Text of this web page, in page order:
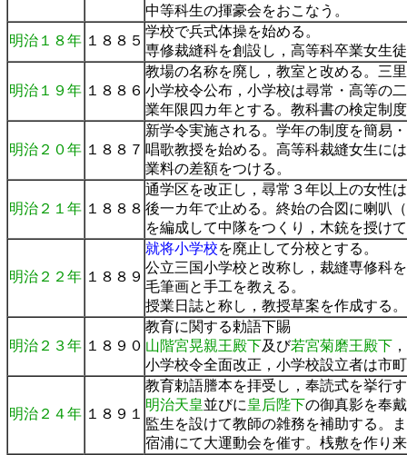
中等科生の揮豪会をおこなう。
明治１８年 １８８５
学校で兵式体操を始める。
専修裁縫科を創設し，高等科卒業女生
明治１９年 １８８６
教場の名称を廃し，教室と改める。三
小学校令公布，小学校は尋常・高等の
業年限四カ年とする。教科書の検定制
明治２０年 １８８７
新学令実施される。学年の制度を簡易
唱歌教授を始める。高等科裁縫女生に
業料の差額をつける。
明治２１年 １８８８
通学区を改正し，尋常３年以上の女性は
後一カ年で止める。終始の合図に喇叭
を編成して中隊をつくり，木銃を授け
明治２２年 １８８９
就将小学校を廃止して分校とする。
公立三国小学校と改称し，裁縫専修科
毛筆画と手工を教える。
授業日誌と称し，教授草案を作成する。
明治２３年 １８９０
教育に関する勅語下賜
山階宮晃親王殿下及び若宮菊磨王殿下
小学校令全面改正，小学校設立者は市
明治２４年 １８９１
教育勅語謄本を拝受し，奉読式を挙行
明治天皇並びに皇后陛下の御真影を奉戴
監生を設けて教師の雑務を補助する。
宿浦にて大運動会を催す。桟敷を作り